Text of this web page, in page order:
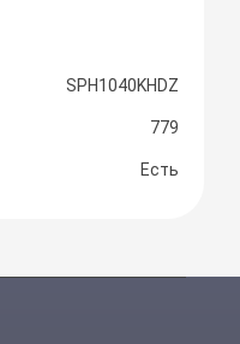
SPH1040KHDZ
779
Есть